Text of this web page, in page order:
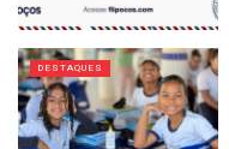
DESTAQUES